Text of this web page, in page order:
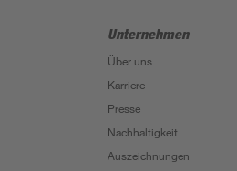
Unternehmen
Über uns
Karriere
Presse
Nachhaltigkeit
Auszeichnungen